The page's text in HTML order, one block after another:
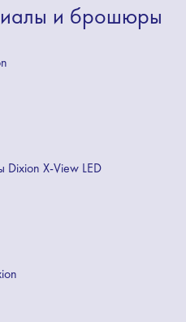
и брошюры
Dixion X-View LED